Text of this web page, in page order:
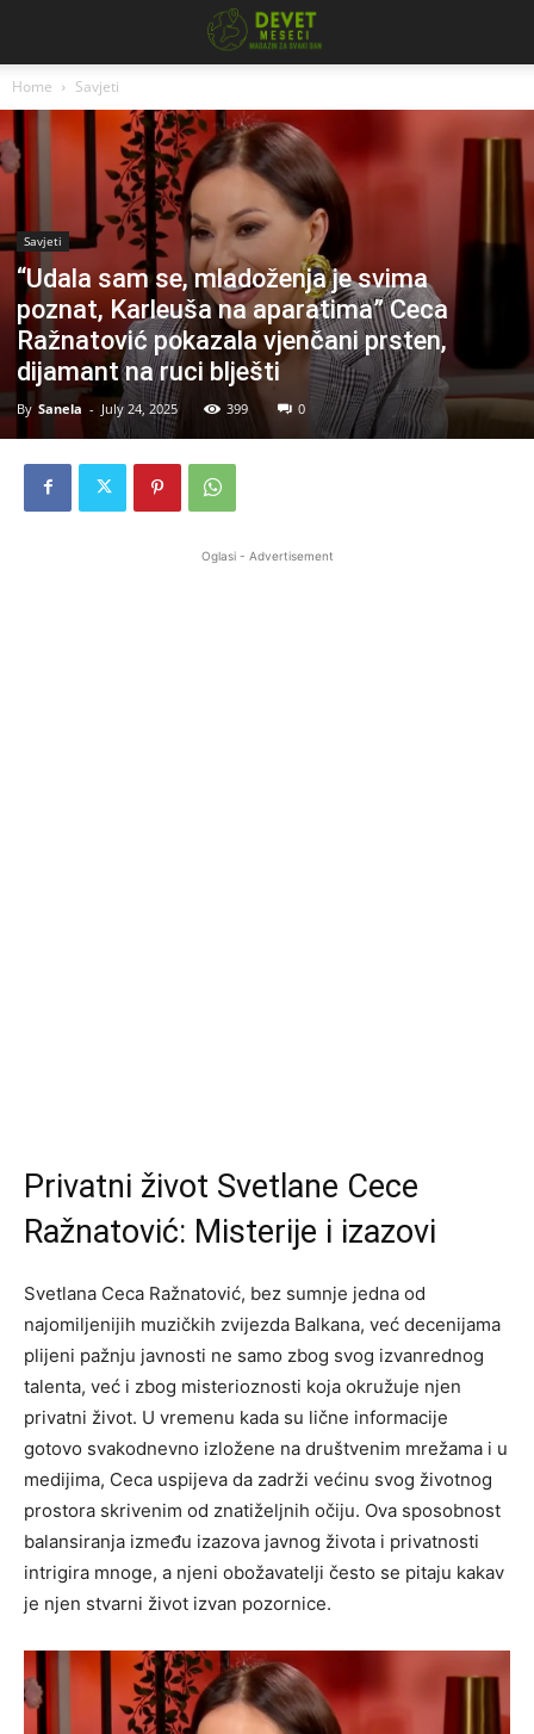
Home Savjeti
Savjeti
“Udala sam se, mladoženja je svima
poznat, Karleuša na aparatima” Ceca
Ražnatović pokazala vjenčani prsten,
dijamant na ruci blješti
By Sanela - July 24, 2025 399 0
Oglasi - Advertisement
Privatni život Svetlane Cece
Ražnatović: Misterije i izazovi
Svetlana Ceca Ražnatović, bez sumnje jedna od
najomiljenijih muzičkih zvijezda Balkana, već decenijama
plijeni pažnju javnosti ne samo zbog svog izvanrednog
talenta, već i zbog misterioznosti koja okružuje njen
privatni život. U vremenu kada su lične informacije
gotovo svakodnevno izložene na društvenim mrežama i u
medijima, Ceca uspijeva da zadrži većinu svog životnog
prostora skrivenim od znatiželjnih očiju. Ova sposobnost
balansiranja između izazova javnog života i privatnosti
intrigira mnoge, a njeni obožavatelji često se pitaju kakav
je njen stvarni život izvan pozornice.